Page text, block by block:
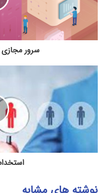
سرور
استخدام